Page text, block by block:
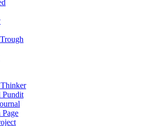
Pundit
Page